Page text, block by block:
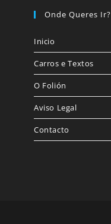
Onde Queres Ir?
Inicio
Carros e Textos
O Folión
Aviso Legal
Contacto